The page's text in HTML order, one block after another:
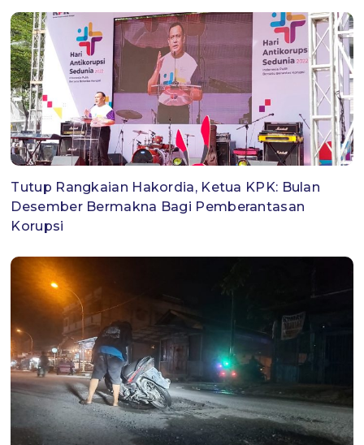
Tutup Rangkaian Hakordia, Ketua KPK: Bulan
Desember Bermakna Bagi Pemberantasan
Korupsi